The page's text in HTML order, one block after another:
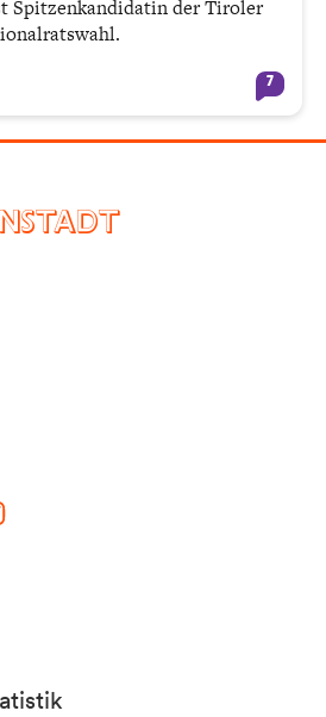
Spitzenkandidatin der Tiroler
7